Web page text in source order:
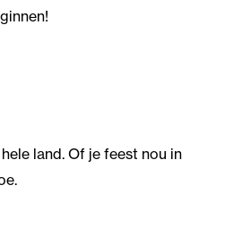
land. Of je feest nou in